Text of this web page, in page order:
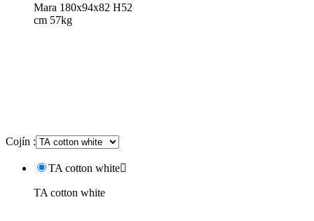
Mara 180x94x82 H52
cm 57kg
Cojín :
TA cotton white
TA cotton white